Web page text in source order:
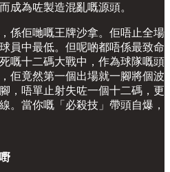
成為咗製造混亂嘅源頭。
係佢哋嘅王牌沙拿。佢唔止全場
員中最低。但呢啲都唔係最致命
嘅十二碼大戰中，作為球隊嘅頭
佢竟然第一個出場就一腳將個波
，唔單止射失咗一個十二碼，更
。當你嘅「必殺技」帶頭自爆，